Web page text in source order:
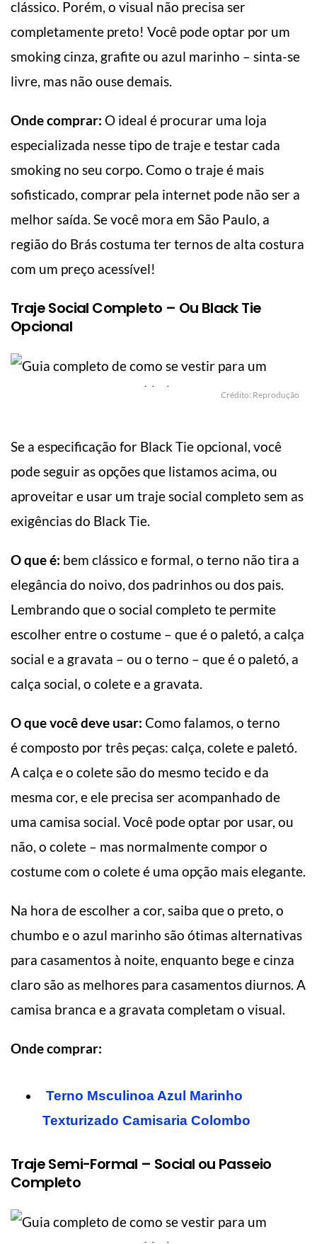
clássico. Porém, o visual não precisa ser
completamente preto! Você pode optar por um
smoking cinza, grafite ou azul marinho – sinta-se
livre, mas não ouse demais.
Onde comprar: O ideal é procurar uma loja
especializada nesse tipo de traje e testar cada
smoking no seu corpo. Como o traje é mais
sofisticado, comprar pela internet pode não ser a
melhor saída. Se você mora em São Paulo, a
região do Brás costuma ter ternos de alta costura
com um preço acessível!
Traje Social Completo – Ou Black Tie
Opcional
Crédito: Reprodução
Se a especificação for Black Tie opcional, você
pode seguir as opções que listamos acima, ou
aproveitar e usar um traje social completo sem as
exigências do Black Tie.
O que é: bem clássico e formal, o terno não tira a
elegância do noivo, dos padrinhos ou dos pais.
Lembrando que o social completo te permite
escolher entre o costume – que é o paletó, a calça
social e a gravata – ou o terno – que é o paletó, a
calça social, o colete e a gravata.
O que você deve usar: Como falamos, o terno
é composto por três peças: calça, colete e paletó.
A calça e o colete são do mesmo tecido e da
mesma cor, e ele precisa ser acompanhado de
uma camisa social. Você pode optar por usar, ou
não, o colete – mas normalmente compor o
costume com o colete é uma opção mais elegante.
Na hora de escolher a cor, saiba que o preto, o
chumbo e o azul marinho são ótimas alternativas
para casamentos à noite, enquanto bege e cinza
claro são as melhores para casamentos diurnos. A
camisa branca e a gravata completam o visual.
Onde comprar:
Terno Msculinoa Azul Marinho
Texturizado Camisaria Colombo
Traje Semi-Formal – Social ou Passeio
Completo